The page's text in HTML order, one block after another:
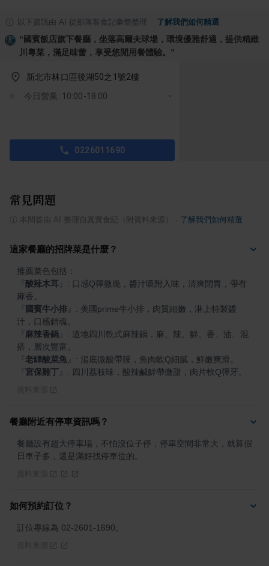
以下資訊由 AI 從部落客食記彙整整理 了解我們如何精選
“ 國賓飯店旗下餐廳，坐落高爾夫球場，環境優雅舒適，提供精緻
川粵菜，滿足味蕾，享受悠閒用餐體驗。 ”
新北市林口區後湖50之1號2樓
今日營業: 10:00-18:00
0226011690
常見問題
本問答由 AI 整理自真實食記（附資料來源） 了解我們如何精選
這家餐廳的招牌菜是什麼？
酸辣木耳
: 口感Q彈微脆，醬汁吸附入味，清爽開胃，帶有
國賓牛小排
: 美國prime牛小排，肉質細嫩，淋上特製醬
麻辣香鍋
: 道地四川乾式麻辣鍋，麻、辣、鮮、香、油、混
老罈酸菜魚
宮保雞丁 : 四川荔枝味，酸辣鹹鮮帶微甜，肉片軟Q彈牙。
餐廳附近有停車資訊嗎？
餐廳設有超大停車場，不怕沒位子停，停車空間非常大，就算假
日車子多，還是滿好找停車位的。
如何預約訂位？
訂位專線為 02-2601-1690。